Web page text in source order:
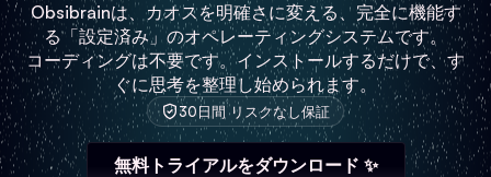
Obsibrainは、カオスを明確さに変える、完全に機能す
る「設定済み」のオペレーティングシステムです。
コーディングは不要です。インストールするだけで、す
ぐに思考を整理し始められます。
30日間 リスクなし保証
無料トライアルをダウンロード ✨